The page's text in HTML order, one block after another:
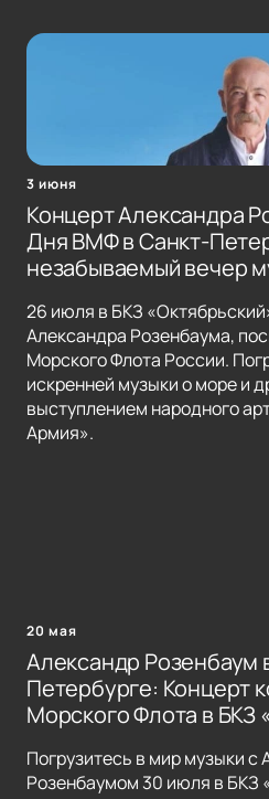
3 июня
Концерт Александра
Дня ВМФ в Санкт-
незабываемый вечер
26 июля в БКЗ
Александра Розенбаума,
Морского Флота России.
искренней музыки о море и
выступлением народного
Армия».
20 мая
Александр Розенбаум
Петербурге: Концерт
Морского Флота в БКЗ
Погрузитесь в мир музыки с
Розенбаумом 30 июля в БКЗ